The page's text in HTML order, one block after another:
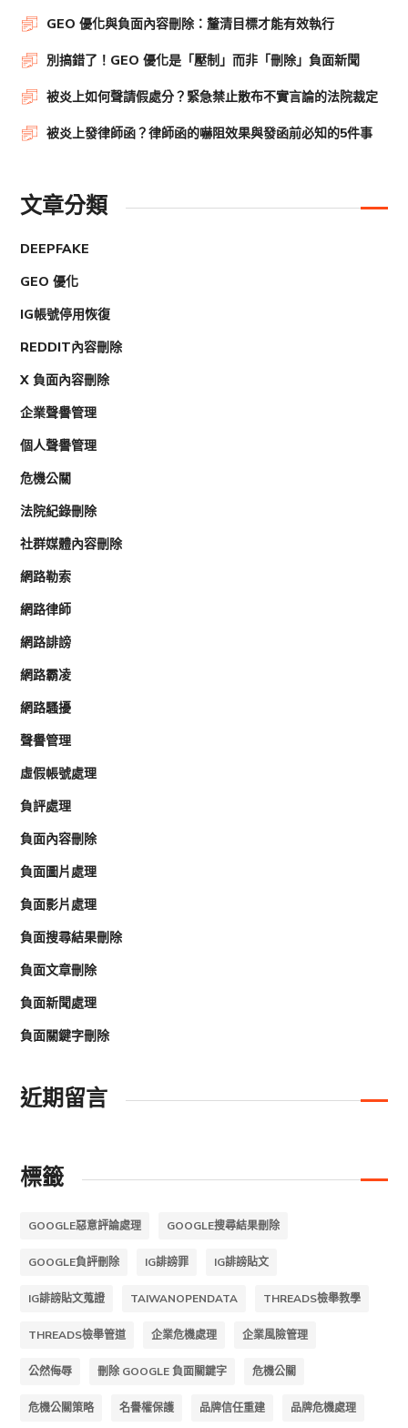
GEO 優化與負面內容刪除：釐清目標才能有效執行
別搞錯了！GEO 優化是「壓制」而非「刪除」負面新聞
被炎上如何聲請假處分？緊急禁止散布不實言論的法院裁定
被炎上發律師函？律師函的嚇阻效果與發函前必知的5件事
文章分類
DEEPFAKE
GEO 優化
IG帳號停用恢復
REDDIT內容刪除
X 負面內容刪除
企業聲譽管理
個人聲譽管理
危機公關
法院紀錄刪除
社群媒體內容刪除
網路勒索
網路律師
網路誹謗
網路霸凌
網路騷擾
聲譽管理
虛假帳號處理
負評處理
負面內容刪除
負面圖片處理
負面影片處理
負面搜尋結果刪除
負面文章刪除
負面新聞處理
負面關鍵字刪除
近期留言
標籤
GOOGLE惡意評論處理 GOOGLE搜尋結果刪除
GOOGLE負評刪除 IG誹謗罪 IG誹謗貼文
IG誹謗貼文蒐證 TAIWANOPENDATA THREADS檢舉教學
THREADS檢舉管道 企業危機處理 企業風險管理
公然侮辱 刪除 GOOGLE 負面關鍵字 危機公關
危機公關策略 名譽權保護 品牌信任重建 品牌危機處理